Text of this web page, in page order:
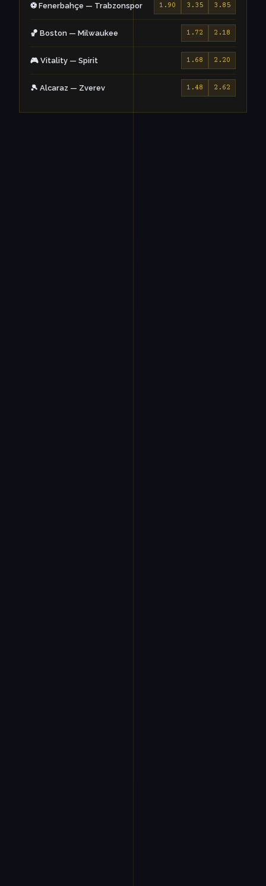
⚽ Fenerbahçe — Trabzonspor 1.90 3.35 3.85
🏀 Boston — Milwaukee 1.72 2.18
🎮 Vitality — Spirit 1.68 2.20
🎾 Alcaraz — Zverev 1.48 2.62